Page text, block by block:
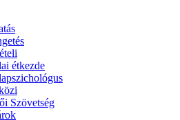
étkezde
Szövetség